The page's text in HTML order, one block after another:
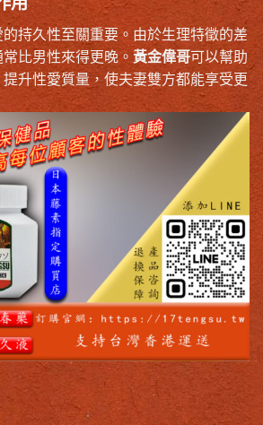
持久性至關重要。由於生理特徵的差
比男性來得更晚。黃金偉哥可以幫助
升性愛質量，使夫妻雙方都能享受更